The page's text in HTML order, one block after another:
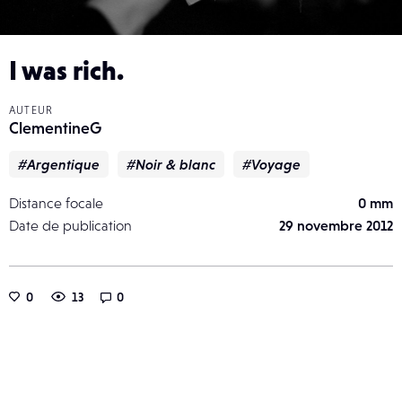
I was rich.
AUTEUR
ClementineG
#Argentique #Noir & blanc #Voyage
Distance focale
0 mm
Date de publication
29 novembre 2012
0 13 0